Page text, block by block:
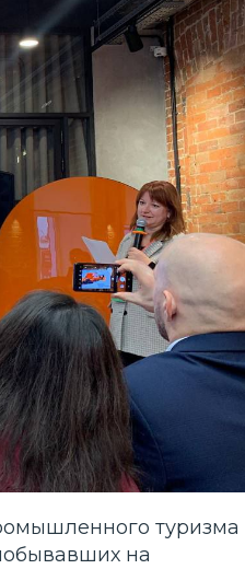
туризма
на